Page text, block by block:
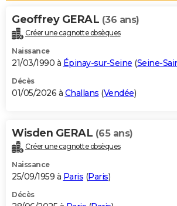
Alimentation
Guide de la santé
Maladies
Médicaments
Sommeil
VOYAGE
Destinations
City break
Voyage nature
Voyage de noces
Forum
Climat
+PHOTO
GUIDES D'ACHAT
BONS PLANS
Carte de Noël
Carte Bonne année
Carte Saint-Valentin
Carte Pâques
Carte d'anniversaire
DICTIONNAIRE
Dictionnaire
Biographies
Citations
Expressions
Proverbes
PROGRAMME TV
Geoffrey GERAL (36 ans)
Créer une cagnotte obsèques
Naissance
21/03/1990 à Épinay-sur-Seine (Seine-
Décès
01/05/2026 à Challans (Vendée)
Wisden GERAL (65 ans)
Créer une cagnotte obsèques
Naissance
25/09/1959 à Paris (Paris)
Décès